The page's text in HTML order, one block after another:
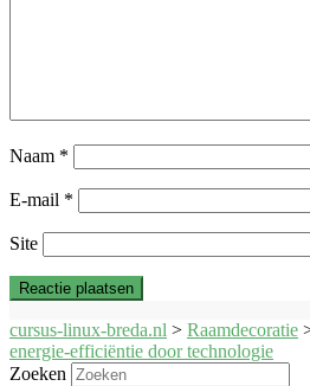
Naam *
E-mail *
Site
cursus-linux-breda.nl > Raamdecoratie
energie-efficiëntie door technologie
Zoeken